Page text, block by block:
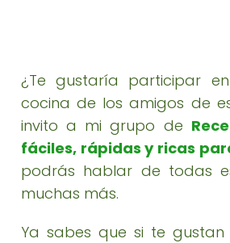
¿Te gustaría participar
cocina de los amigos de
invito a mi grupo de
fáciles, rápidas y ricas
podrás hablar de todas
muchas más.
Ya sabes que si te